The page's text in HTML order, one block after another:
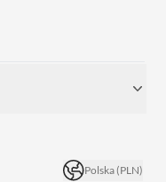
Polska (PLN)